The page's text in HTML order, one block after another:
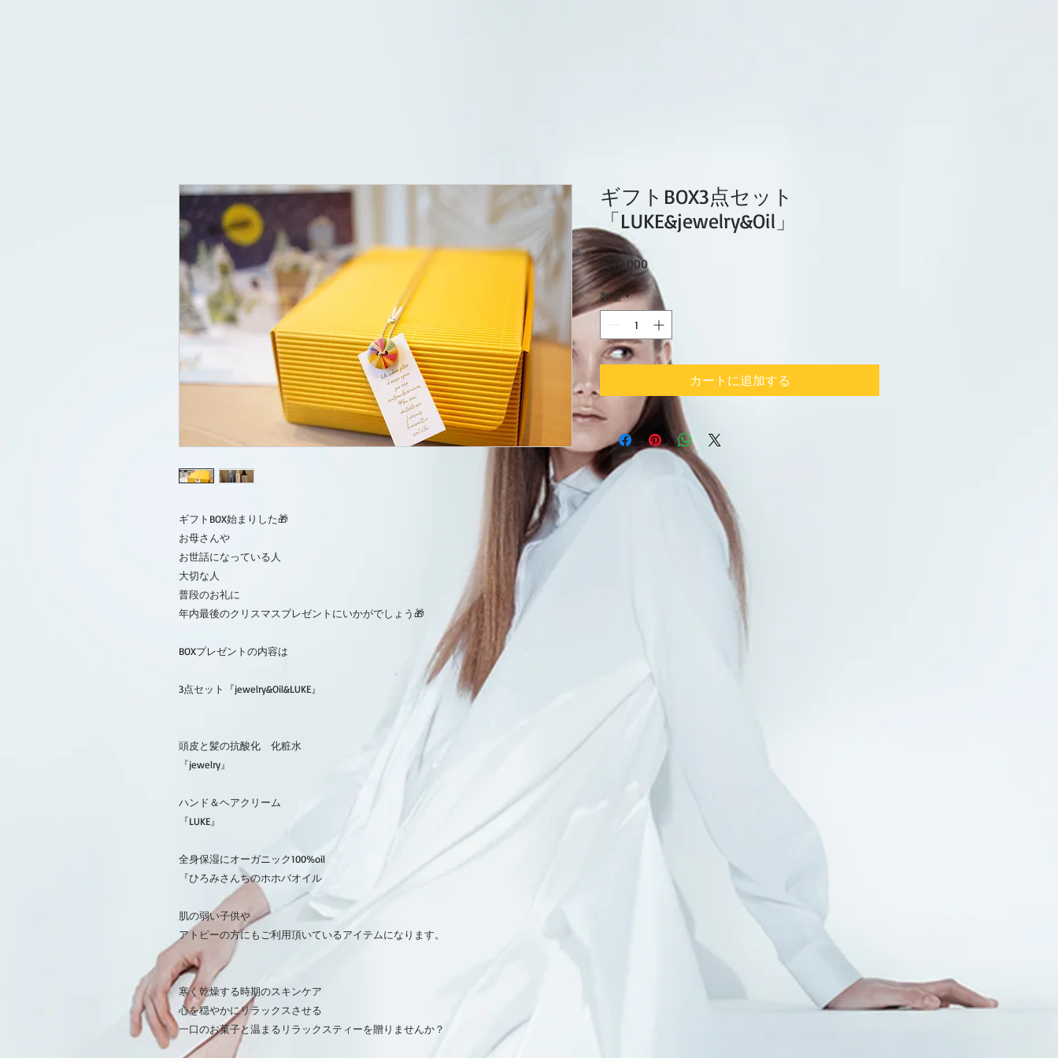
ギフトBOX始まりした🎁
お母さんや
お世話になっている人
大切な人
普段のお礼に
年内最後のクリスマスプレゼントにいかがでしょう🎁
BOXプレゼントの内容は
3点セット『jewelry&Oil&LUKE』
頭皮と髪の抗酸化 化粧水
『jewelry』
ハンド＆ヘアクリーム
『LUKE』
全身保湿にオーガニック100%oil
『ひろみさんちのホホバオイル
肌の弱い子供や
アトピーの方にもご利用頂いているアイテムになります。
寒く乾燥する時期のスキンケア
心を穏やかにリラックスさせる
一口のお菓子と温まるリラックスティーを贈りませんか？
ギフトBOX3点セット
「LUKE&jewelry&Oil」
￥10,000価
格
数量 *
カートに追加する